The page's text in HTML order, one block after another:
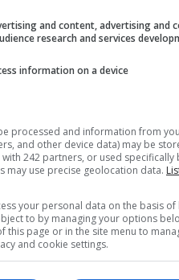
and content, advertising and
research and services
information on a device
processed and information from
and other device data) may be
242 partners, or used specifically
may use precise geolocation data.
your personal data on the basis of
to by managing your options
this page or in the site menu to
and cookie settings.